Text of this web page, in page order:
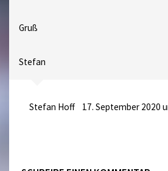
Gruß
Stefan
Stefan Hoff 17. September 2020